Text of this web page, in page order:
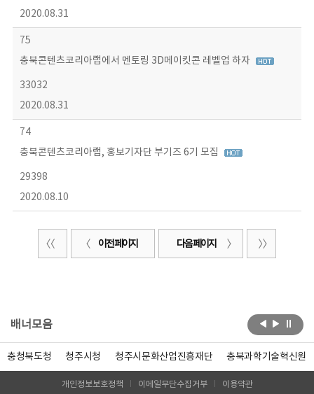
2020.08.31
75
충북콘텐츠코리아랩에서 멘토링 3D메이킷콘 레벨업 하자
33032
2020.08.31
74
충북콘텐츠코리아랩, 홍보기자단 부기즈 6기 모집
29398
2020.08.10
이전 페이지 다음 페이지
배너모음
충청북도청 청주시청 청주시문화산업진흥재단 충북과학기술혁신원
개인정보보호정책 이메일무단수집거부 이용약관